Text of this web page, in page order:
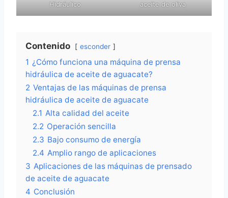
Hidráulico
aceite de oliva
Contenido esconder
1 ¿Cómo funciona una máquina de prensa
hidráulica de aceite de aguacate?
2 Ventajas de las máquinas de prensa
hidráulica de aceite de aguacate
2.1 Alta calidad del aceite
2.2 Operación sencilla
2.3 Bajo consumo de energía
2.4 Amplio rango de aplicaciones
3 Aplicaciones de las máquinas de prensado
de aceite de aguacate
4 Conclusión